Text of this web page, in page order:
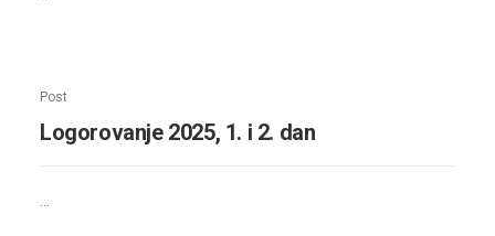
Post
Logorovanje 2025, 1. i 2. dan
…